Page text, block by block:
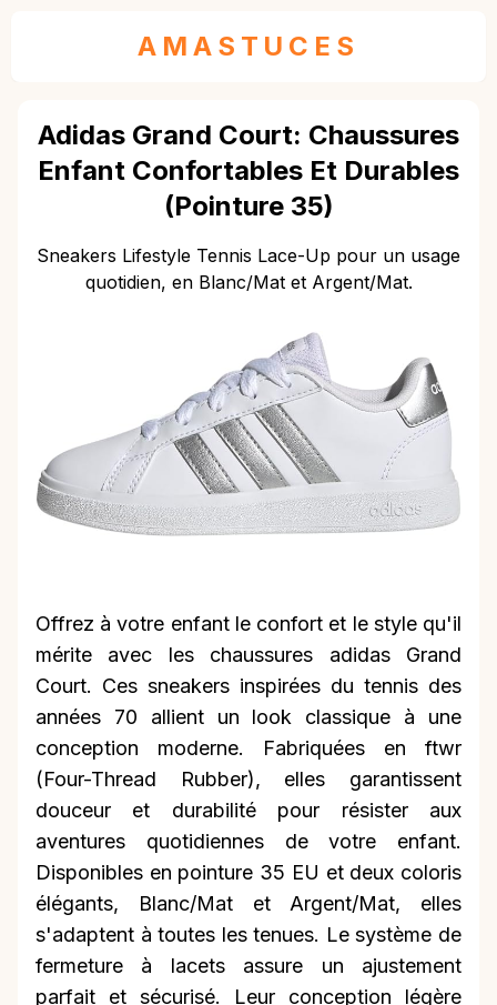
AMASTUCES
Adidas Grand Court: Chaussures
Enfant Confortables Et Durables
(Pointure 35)
Sneakers Lifestyle Tennis Lace-Up pour un usage
quotidien, en Blanc/Mat et Argent/Mat.
Offrez à votre enfant le confort et le style qu'il
mérite avec les chaussures adidas Grand
Court. Ces sneakers inspirées du tennis des
années 70 allient un look classique à une
conception moderne. Fabriquées en ftwr
(Four-Thread Rubber), elles garantissent
douceur et durabilité pour résister aux
aventures quotidiennes de votre enfant.
Disponibles en pointure 35 EU et deux coloris
élégants, Blanc/Mat et Argent/Mat, elles
s'adaptent à toutes les tenues. Le système de
fermeture à lacets assure un ajustement
parfait et sécurisé. Leur conception légère